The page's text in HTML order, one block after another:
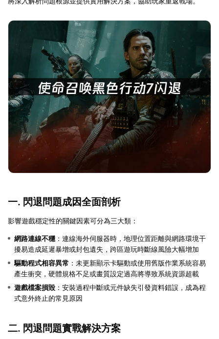
一. 閃退問題成因全面剖析
影響遊戲穩定性的關鍵因素可分為三大類：
網路連線不穩 ：連線海外伺服器時，地理位置距離與網路環境干
擾易造成延遲暴增或封包遺失，跨區遊玩時斷線風險大幅增加
驅動程式相容異常 ：未更新顯示卡驅動或使用舊版作業系統容易
產生衝突，硬體規格不足或畫質設定過高將導致系統資源超載
遊戲檔案損毀 ：安裝過程中斷或元件缺失引發資料錯誤，成為程
式意外終止的常見原因
二. 閃退問題實戰解決方案